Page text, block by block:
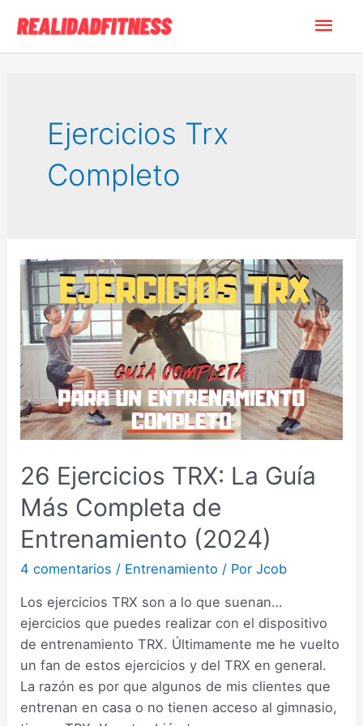
contenido
Ejercicios Trx
Completo
26 Ejercicios TRX: La Guía
Más Completa de
Entrenamiento (2024)
4 comentarios / Entrenamiento / PorJcob
Los ejercicios TRX son a lo que suenan…
ejercicios que puedes realizar con el dispositivo
de entrenamiento TRX. Últimamente me he vuelto
un fan de estos ejercicios y del TRX en general.
La razón es por que algunos de mis clientes que
entrenan en casa o no tienen acceso al gimnasio,